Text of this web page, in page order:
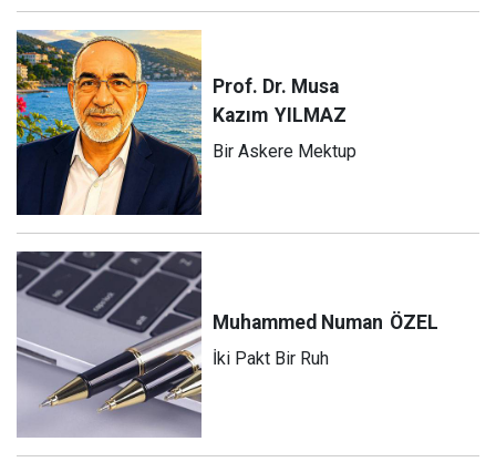
Prof. Dr. Musa
Kazım YILMAZ
Bir Askere Mektup
Muhammed Numan ÖZEL
İki Pakt Bir Ruh